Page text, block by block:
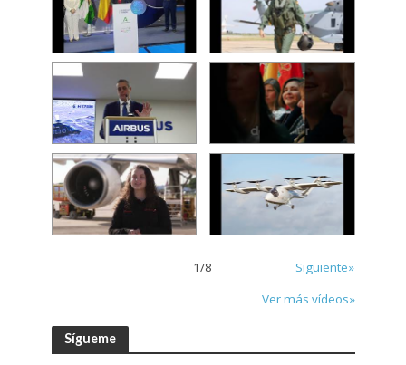
1/8
Siguiente»
Ver más vídeos»
Sígueme